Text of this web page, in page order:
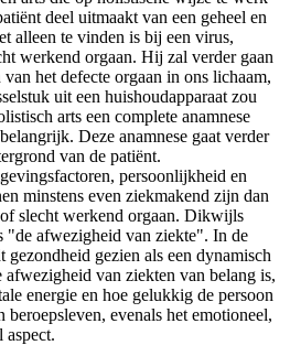
deel uitmaakt van een geheel en
alleen te vinden is bij een virus,
werkend orgaan. Hij zal verder gaan
het defecte orgaan in ons lichaam,
uit een huishoudapparaat zou
arts een complete anamnese
Deze anamnese gaat verder
van de patiënt.
persoonlijkheid en
minstens even ziekmakend zijn dan
slecht werkend orgaan. Dikwijls
"de afwezigheid van ziekte". In de
gezien als een dynamisch
afwezigheid van ziekten van belang is,
energie en hoe gelukkig de persoon
evenals het emotioneel,
aspect.